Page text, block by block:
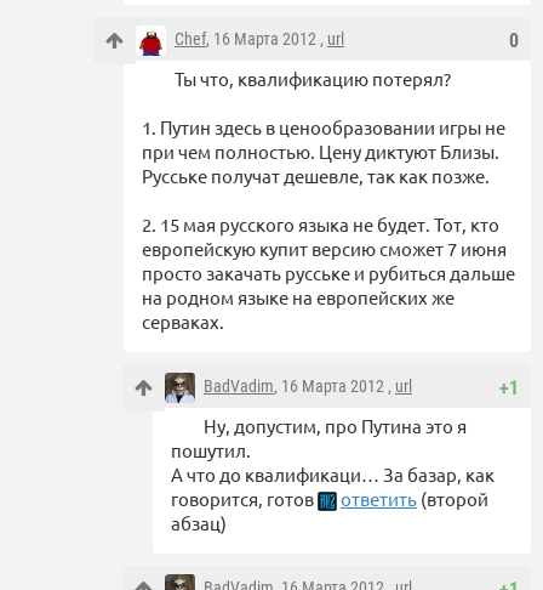
0
Chef, 16 Марта 2012 , url
Ты что, квалификацию потерял?
1. Путин здесь в ценообразовании игры не
при чем полностью. Цену диктуют Близы.
Русське получат дешевле, так как позже.
2. 15 мая русского языка не будет. Тот, кто
европейскую купит версию сможет 7 июня
просто закачать русське и рубиться дальше
на родном языке на европейских же
серваках.
+1
BadVadim, 16 Марта 2012 , url
Ну, допустим, про Путина это я
пошутил.
А что до квалификаци… За базар, как
говорится, готов
ответить (второй
абзац)